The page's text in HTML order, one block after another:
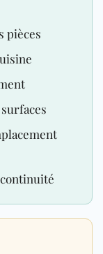
pièces